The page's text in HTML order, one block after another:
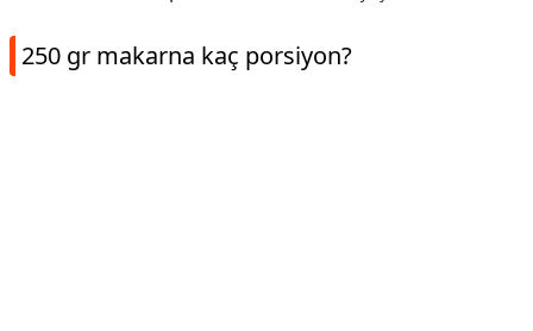
250 gr makarna kaç porsiyon?